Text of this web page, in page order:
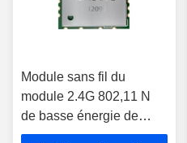
Module sans fil du
module 2.4G 802,11 N
de basse énergie de
Realtek RTL8723DU Wifi